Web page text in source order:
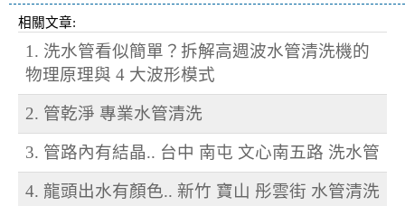
相關文章:
1. 洗水管看似簡單？拆解高週波水管清洗機的
物理原理與 4 大波形模式
2. 管乾淨 專業水管清洗
3. 管路內有結晶.. 台中 南屯 文心南五路 洗水管
4. 龍頭出水有顏色.. 新竹 寶山 彤雲街 水管清洗